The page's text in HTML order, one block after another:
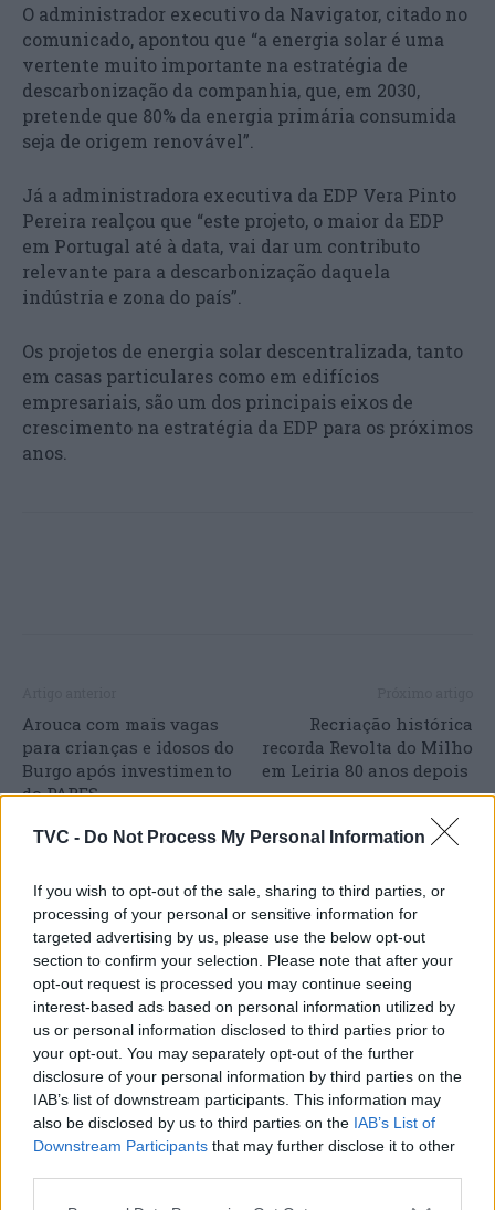
TVC - Do Not Process My Personal Information
If you wish to opt-out of the sale, sharing to third parties, or
processing of your personal or sensitive information for
targeted advertising by us, please use the below opt-out
section to confirm your selection. Please note that after your
opt-out request is processed you may continue seeing
interest-based ads based on personal information utilized by
us or personal information disclosed to third parties prior to
your opt-out. You may separately opt-out of the further
disclosure of your personal information by third parties on the
IAB’s list of downstream participants. This information may
also be disclosed by us to third parties on the IAB’s List of
Downstream Participants that may further disclose it to other
O administrador executivo da Navigator, citado no
comunicado, apontou que “a energia solar é uma
vertente muito importante na estratégia de
descarbonização da companhia, que, em 2030,
pretende que 80% da energia primária consumida
seja de origem renovável”.
Já a administradora executiva da EDP Vera Pinto
Pereira realçou que “este projeto, o maior da EDP
em Portugal até à data, vai dar um contributo
relevante para a descarbonização daquela
indústria e zona do país”.
Os projetos de energia solar descentralizada, tanto
em casas particulares como em edifícios
empresariais, são um dos principais eixos de
crescimento na estratégia da EDP para os próximos
anos.
Arouca com mais vagas
para crianças e idosos do
Burgo após investimento
do PARES
Recriação histórica
recorda Revolta do Milho
em Leiria 80 anos depois
ARTIGOS RELACIONADOSMAIS DO AUTOR
Deputados do PSD saúdam Banda
Sinfónica da ARMAB pelo 1º lugar no